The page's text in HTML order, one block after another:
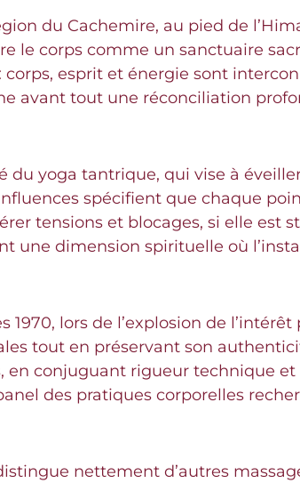
du Cachemire, au pied de
le corps comme un sanctuaire
esprit et énergie sont
avant tout une réconciliation
yoga tantrique, qui vise à
spécifient que chaque
tensions et blocages, si elle est
une dimension spirituelle où
lors de l’explosion de
tout en préservant son
conjuguant rigueur technique et
des pratiques corporelles
nettement d’autres